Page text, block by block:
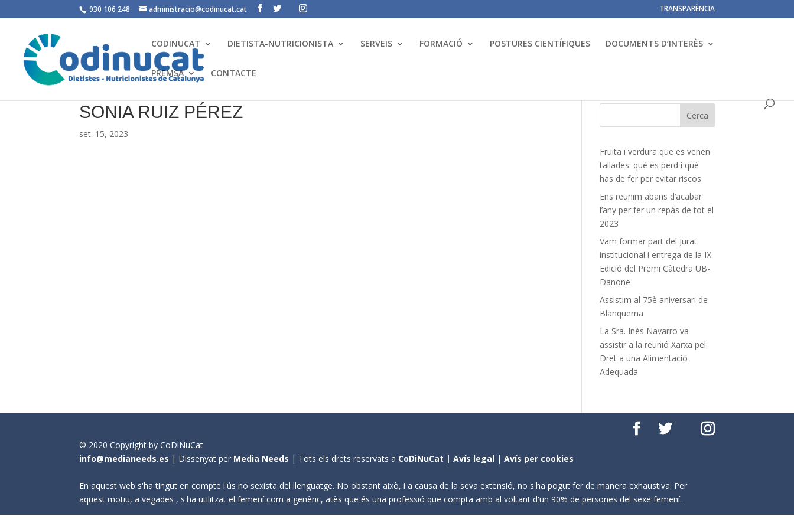
930 106 248 administracio@codinucat.cat TRANSPARÈNCIA
CODINUCAT DIETISTA-NUTRICIONISTA SERVEIS FORMACIÓ POSTURES CIENTÍFIQUES DOCUMENTS D’INTERÈS
PREMSA CONTACTE
SONIA RUIZ PÉREZ
set. 15, 2023
Fruita i verdura que es venen
tallades: què es perd i què
has de fer per evitar riscos
Ens reunim abans d’acabar
l’any per fer un repàs de tot el
2023
Vam formar part del Jurat
institucional i entrega de la IX
Edició del Premi Càtedra UB-
Danone
Assistim al 75è aniversari de
Blanquerna
La Sra. Inés Navarro va
assistir a la reunió Xarxa pel
Dret a una Alimentació
Adequada
© 2020 Copyright by CoDiNuCat
info@medianeeds.es | Dissenyat per Media Needs | Tots els drets reservats a CoDiNuCat |Avís legal |Avís per cookies
En aquest web s'ha tingut en compte l'ús no sexista del llenguatge. No obstant això, i a causa de la seva extensió, no s'ha pogut fer de manera exhaustiva. Per
aquest motiu, a vegades , s'ha utilitzat el femení com a genèric, atès que és una professió que compta amb al voltant d'un 90% de persones del sexe femení.